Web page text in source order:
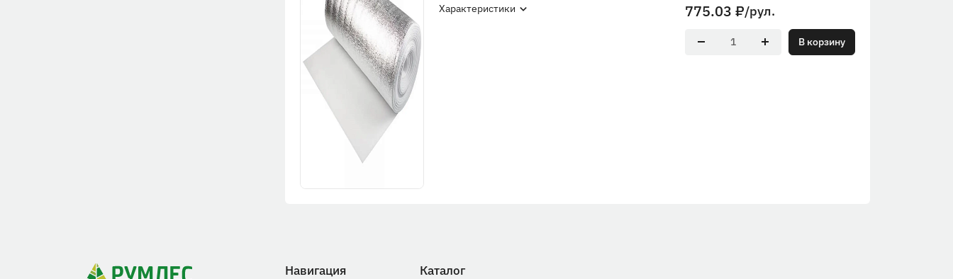
Характеристики 775.03 ₽/рул.
В корзину
Навигация Каталог